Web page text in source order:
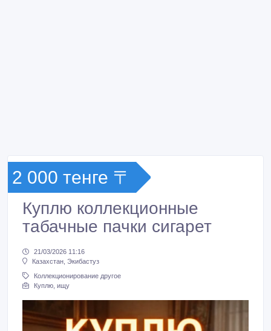
2 000 тенге 〒
Куплю коллекционные
табачные пачки сигарет
21/03/2026 11:16
Казахстан, Экибастуз
Коллекционирование другое
Куплю, ищу